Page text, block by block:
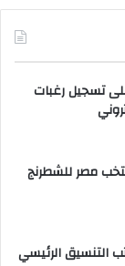
على تسجيل رغبات
مصر للشطرنج
التنسيق الرئيسي